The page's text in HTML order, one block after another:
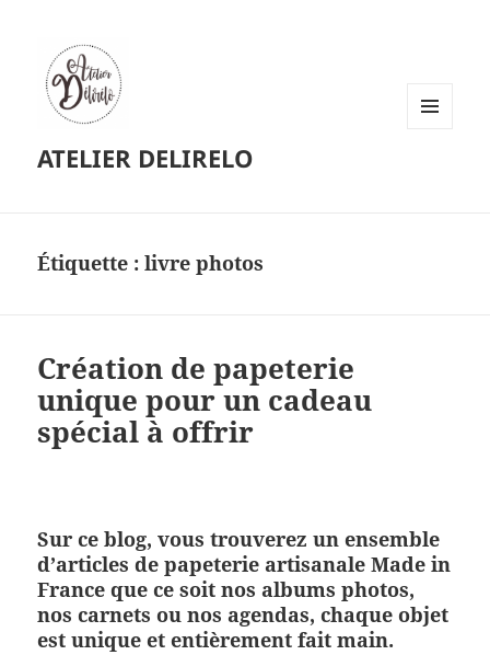
ATELIER DELIRELO
Étiquette :livre photos
Création de papeterie
unique pour un cadeau
spécial à offrir
Sur ce blog, vous trouverez un ensemble
d’articles de papeterie artisanale Made in
France que ce soit nos albums photos,
nos carnets ou nos agendas, chaque objet
est unique et entièrement fait main.